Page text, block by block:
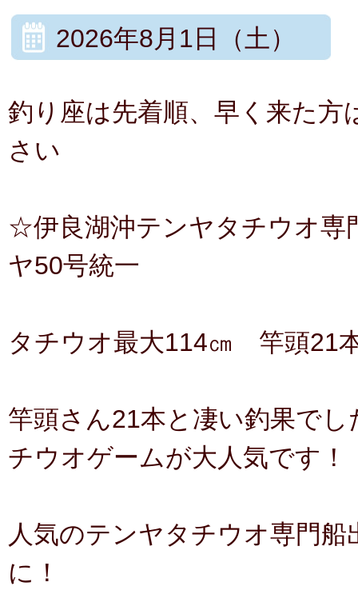
2026年8月1日（土）
釣り座は先着順、早く来た
さい
☆伊良湖沖テンヤタチウオ
ヤ50号統一
タチウオ最大114㎝ 竿頭21
竿頭さん21本と凄い釣果で
チウオゲームが大人気です！
人気のテンヤタチウオ専門
に！